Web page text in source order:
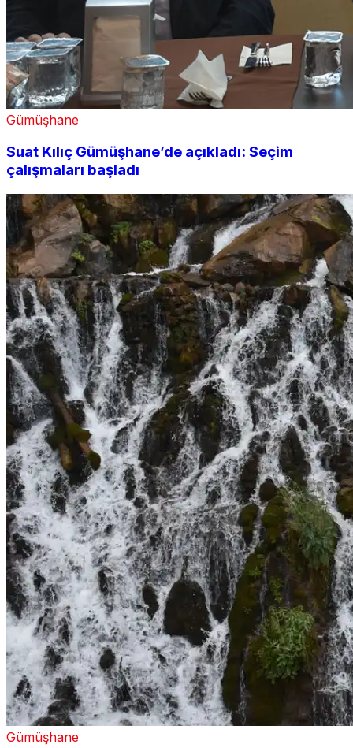
Gümüşhane
Suat Kılıç Gümüşhane’de açıkladı: Seçim
çalışmaları başladı
Gümüşhane